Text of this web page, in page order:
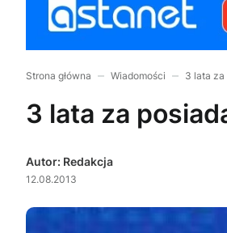
Strona główna Wiadomości 3 lata za
3 lata za
Autor: Redakcja
12.08.2013